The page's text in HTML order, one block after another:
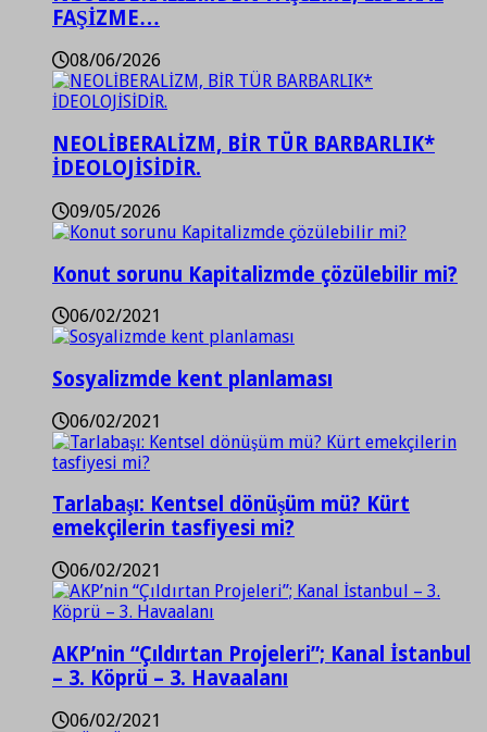
FAŞİZME…
08/06/2026
NEOLİBERALİZM, BİR TÜR BARBARLIK*
İDEOLOJİSİDİR.
09/05/2026
Konut sorunu Kapitalizmde çözülebilir mi?
06/02/2021
Sosyalizmde kent planlaması
06/02/2021
Tarlabaşı: Kentsel dönüşüm mü? Kürt
emekçilerin tasfiyesi mi?
06/02/2021
AKP’nin “Çıldırtan Projeleri”; Kanal İstanbul
– 3. Köprü – 3. Havaalanı
06/02/2021